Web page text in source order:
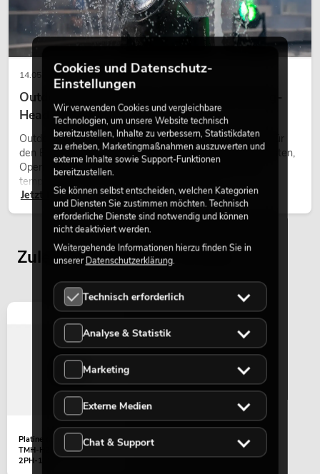
14.05.2026
Outdoor Moving-Heads: Wetterfeste Moving-
Heads bei Events
Outdoor Moving-Heads sind bewegliche Scheinwerfer für
den Einsatz im Freien. Sie werden bei Festivals, Stadtfesten,
Open-Air-Konzerten, Architekturinszenierungen und
temporären Außeninstallationen eingesetzt.
Jetzt lesen
Zuletzt angesehene Artikel
Platine (Motor-Treiber)
TMH-H240 (B0-6810-
2PH-1.0)
Cookies und Datenschutz-
Einstellungen
Wir verwenden Cookies und vergleichbare
Technologien, um unsere Website technisch
bereitzustellen, Inhalte zu verbessern, Statistikdaten
zu erheben, Marketingmaßnahmen auszuwerten und
externe Inhalte sowie Support-Funktionen
bereitzustellen.
Sie können selbst entscheiden, welchen Kategorien
und Diensten Sie zustimmen möchten. Technisch
erforderliche Dienste sind notwendig und können
nicht deaktiviert werden.
Weitergehende Informationen hierzu finden Sie in
unsererDatenschutzerklärung.
Technisch erforderlich
Analyse & Statistik
Marketing
Externe Medien
Chat & Support